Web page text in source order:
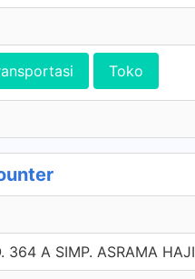
Toko
364 A SIMP. ASRAMA HAJI